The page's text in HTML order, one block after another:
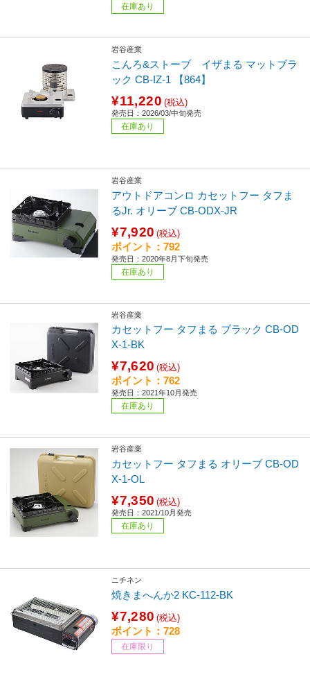
在庫あり
岩谷産業
こんろ&ストーブ イザまる マットブラ
ック CB-IZ-1 【864】
¥11,220 (税込)
発売日：2026/03/中旬発売
在庫あり
岩谷産業
アウトドアコンロ カセットフー タフま
るJr. オリーブ CB-ODX-JR
¥7,920 (税込)
ポイント：792
発売日：2020年8月下旬発売
在庫あり
岩谷産業
カセットフー タフまる ブラック CB-OD
X-1-BK
¥7,620 (税込)
ポイント：762
発売日：2021年10月発売
在庫あり
岩谷産業
カセットフー タフまる オリーブ CB-OD
X-1-OL
¥7,350 (税込)
発売日：2021/10月発売
在庫あり
ニチネン
焼きまへんか2 KC-112-BK
¥7,280 (税込)
ポイント：728
在庫限り